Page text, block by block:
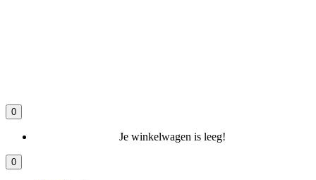
0
Je winkelwagen is leeg!
0